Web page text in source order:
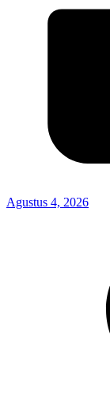
Agustus 4, 2026